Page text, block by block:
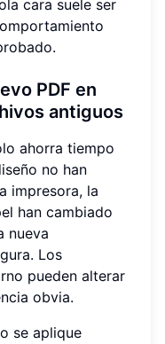
cara suele ser
PDF en
antiguos
ahorra tiempo
no han
impresora, la
han cambiado
nueva
Los
pueden alterar
obvia.
se aplique